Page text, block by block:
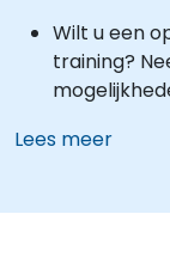
Wilt u een
training?
Lees meer